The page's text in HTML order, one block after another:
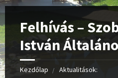
Felhívás –
István
Kezdőlap Aktualitások: